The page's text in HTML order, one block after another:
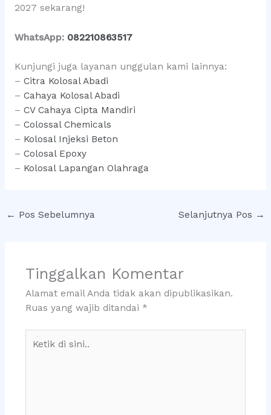
2027 sekarang!
WhatsApp: 082210863517
Kunjungi juga layanan unggulan kami lainnya:
– Citra Kolosal Abadi
– Cahaya Kolosal Abadi
– CV Cahaya Cipta Mandiri
– Colossal Chemicals
– Kolosal Injeksi Beton
– Colosal Epoxy
– Kolosal Lapangan Olahraga
← Pos Sebelumnya Selanjutnya Pos →
Tinggalkan Komentar
Alamat email Anda tidak akan dipublikasikan.
Ruas yang wajib ditandai *